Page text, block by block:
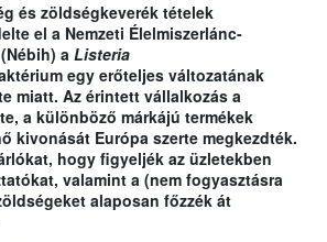
és zöldségkeverék tételek
el a Nemzeti Élelmiszerlánc-
a Listeria
egy erőteljes változatának
miatt. Az érintett vállalkozás a
a különböző márkájú termékek
kivonását Európa szerte megkezdték.
hogy figyeljék az üzletekben
valamint a (nem fogyasztásra
alaposan főzzék át